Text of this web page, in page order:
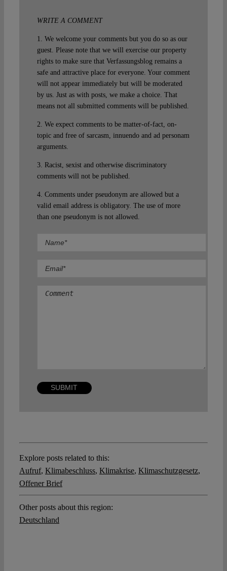
WRITE A COMMENT
1. We welcome your comments but you do so as our
guest. Please note that we will exercise our property
rights to make sure that Verfassungsblog remains a
safe and attractive place for everyone. Your comment
will not appear immediately but will be moderated
by us. Just as with posts, we make a choice. That
means not all submitted comments will be published.
2. We expect comments to be matter-of-fact, on-
topic and free of sarcasm, innuendo and ad personam
arguments.
3. Racist, sexist and otherwise discriminatory
comments will not be published.
4. Comments under pseudonym are allowed but a
valid email address is obligatory. The use of more
than one pseudonym is not allowed.
Explore posts related to this:
Aufruf, Klimabeschluss, Klimakrise, Klimaschutzgesetz,
Offener Brief
Other posts about this region:
Deutschland